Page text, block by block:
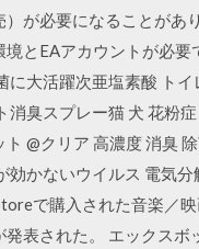
）が必要になることがあ
境とEAアカウントが必要
に大活躍次亜塩素酸 ト
消臭スプレー猫 犬 花粉
@クリア 高濃度 消臭
効かないウイルス 電気
で購入された音楽／
発表された。 エックスボ